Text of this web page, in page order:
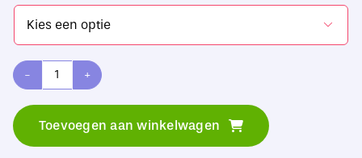

SG
Toevoegen aan winkelwagen